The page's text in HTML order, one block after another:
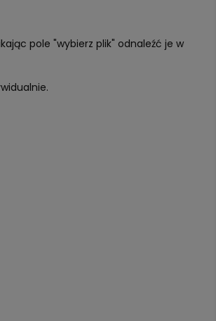
pole "wybierz plik" odnaleźć je w